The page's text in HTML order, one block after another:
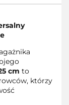
cm to
którzy